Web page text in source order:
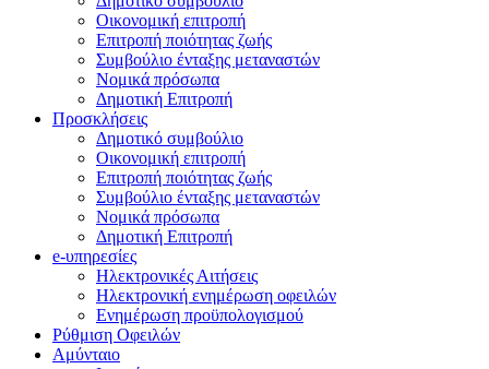
Οικονομική επιτροπή
Επιτροπή ποιότητας ζωής
Συμβούλιο ένταξης μεταναστών
Νομικά πρόσωπα
Δημοτική Επιτροπή
Προσκλήσεις
Δημοτικό συμβούλιο
Οικονομική επιτροπή
Επιτροπή ποιότητας ζωής
Συμβούλιο ένταξης μεταναστών
Νομικά πρόσωπα
Δημοτική Επιτροπή
e-υπηρεσίες
Ηλεκτρονικές Αιτήσεις
Ηλεκτρονική ενημέρωση οφειλών
Ενημέρωση προϋπολογισμού
Ρύθμιση Οφειλών
Αμύνταιο